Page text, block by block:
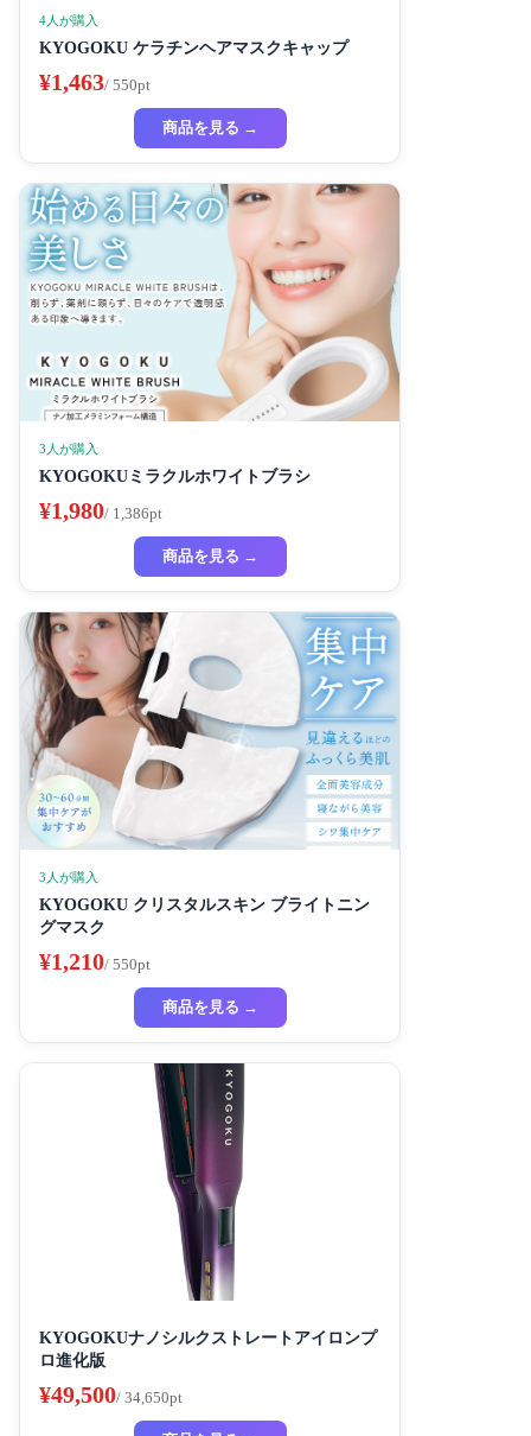
4人が購入
KYOGOKU ケラチンヘアマスクキャップ
¥1,463/ 550pt
商品を見る →
3人が購入
KYOGOKUミラクルホワイトブラシ
¥1,980/ 1,386pt
商品を見る →
3人が購入
KYOGOKU クリスタルスキン ブライトニン
グマスク
¥1,210/ 550pt
商品を見る →
KYOGOKUナノシルクストレートアイロンプ
ロ進化版
¥49,500/ 34,650pt